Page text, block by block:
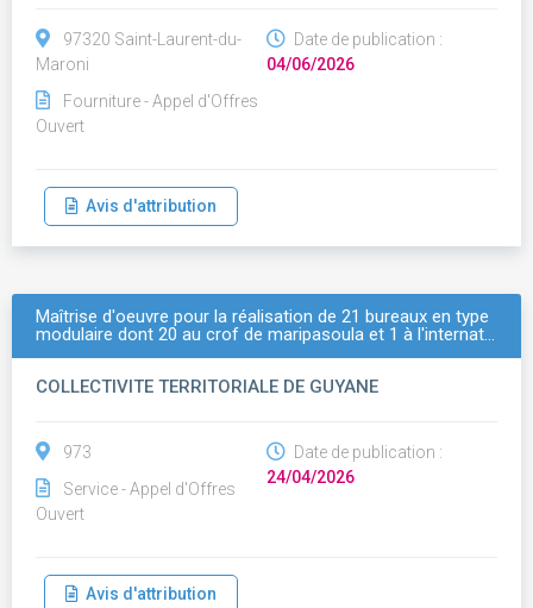
97320 Saint-Laurent-du-
Maroni
Fourniture - Appel d'Offres
Ouvert
Date de publication :
04/06/2026
Avis d'attribution
Maîtrise d'oeuvre pour la réalisation de 21 bureaux en type
modulaire dont 20 au crof de maripasoula et 1 à l'internat…
COLLECTIVITE TERRITORIALE DE GUYANE
973
Service - Appel d'Offres
Ouvert
Date de publication :
24/04/2026
Avis d'attribution